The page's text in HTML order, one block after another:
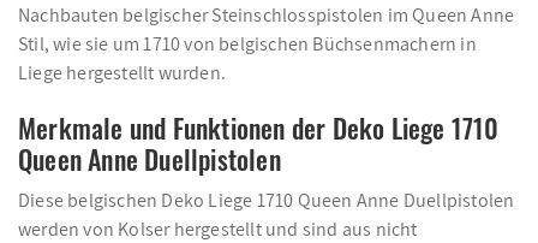
Nachbauten belgischer Steinschlosspistolen im Queen Anne
Stil, wie sie um 1710 von belgischen Büchsenmachern in
Liege hergestellt wurden.
Merkmale und Funktionen der Deko Liege 1710
Queen Anne Duellpistolen
Diese belgischen Deko Liege 1710 Queen Anne Duellpistolen
werden von Kolser hergestellt und sind aus nicht